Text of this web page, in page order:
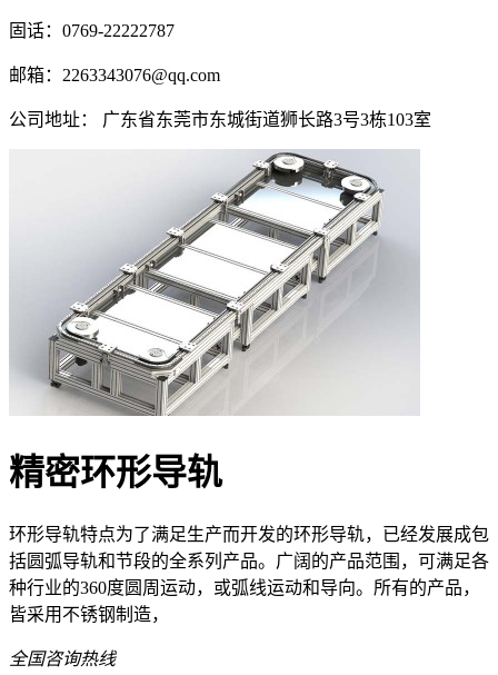
固话：0769-22222787
邮箱：2263343076@qq.com
公司地址： 广东省东莞市东城街道狮长路3号3栋103室
精密环形导轨
环形导轨特点为了满足生产而开发的环形导轨，已经发展成包
括圆弧导轨和节段的全系列产品。广阔的产品范围，可满足各
种行业的360度圆周运动，或弧线运动和导向。所有的产品，
皆采用不锈钢制造，
全国咨询热线